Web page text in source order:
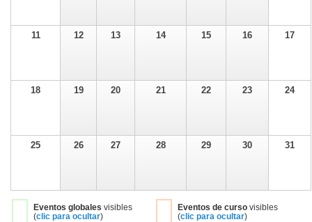
11 12 13 14 15 16 17
18 19 20 21 22 23 24
25 26 27 28 29 30 31
Eventos globales visibles
(clic para ocultar)
Eventos de cursovisibles
(clic para ocultar)